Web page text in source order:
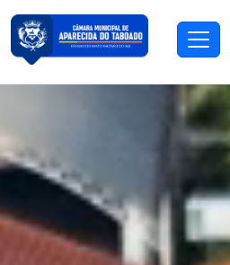
CÂMARA MUNICIPAL
Aparecida do